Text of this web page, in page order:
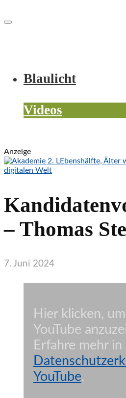
Blaulicht
Videos
Anzeige
– Thomas
7. Juni 2024
engagierter
Kandidat
Eberswalde
Hier klicken,
YouTube
Erfahre mehr in
YouTube.